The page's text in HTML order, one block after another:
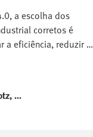
a escolha dos
corretos é
eficiência, reduzir as
e a Ethernet
dorsal para produtos
Esta visão
deles apoia a
M